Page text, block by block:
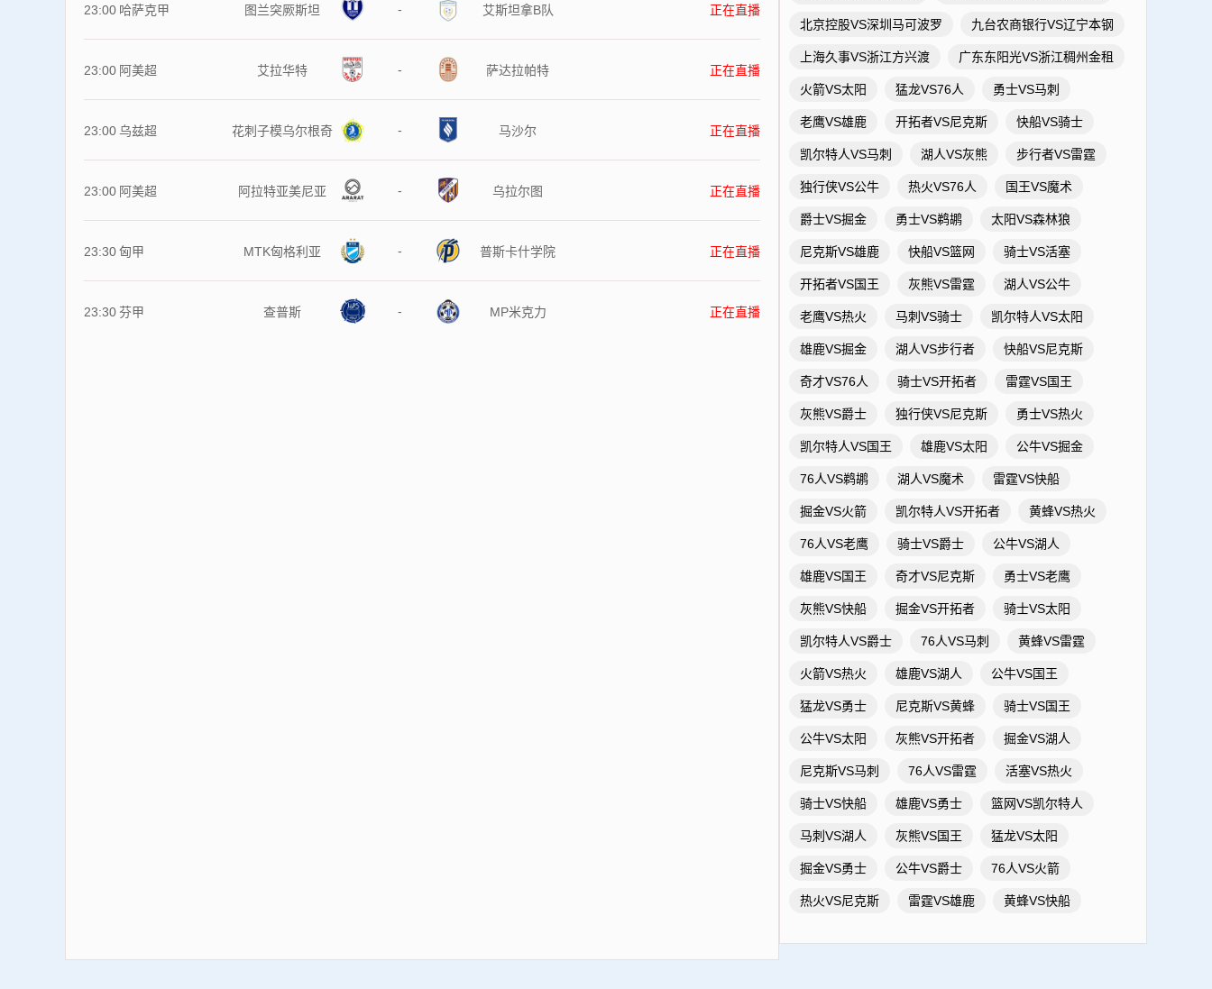
23:00 哈萨克甲 图兰突厥斯坦 - 艾斯坦拿B队 正在直播
23:00 阿美超 艾拉华特 - 萨达拉帕特 正在直播
23:00乌兹超 花刺子模乌尔根奇 - 马沙尔 正在直播
23:00 阿美超 阿拉特亚美尼亚 - 乌拉尔图 正在直播
23:30匈甲 MTK匈格利亚 - 普斯卡什学院 正在直播
23:30芬甲 查普斯 - MP米克力 正在直播
北京控股VS深圳马可波罗 九台农商银行VS辽宁本钢
上海久事VS浙江方兴渡 广东东阳光VS浙江稠州金租
火箭VS太阳 猛龙VS76人 勇士VS马刺
老鹰VS雄鹿 开拓者VS尼克斯 快船VS骑士
凯尔特人VS马刺 湖人VS灰熊 步行者VS雷霆
独行侠VS公牛 热火VS76人 国王VS魔术
爵士VS掘金 勇士VS鹈鹕 太阳VS森林狼
尼克斯VS雄鹿 快船VS篮网 骑士VS活塞
开拓者VS国王 灰熊VS雷霆 湖人VS公牛
老鹰VS热火 马刺VS骑士 凯尔特人VS太阳
雄鹿VS掘金 湖人VS步行者 快船VS尼克斯
奇才VS76人 骑士VS开拓者 雷霆VS国王
灰熊VS爵士 独行侠VS尼克斯 勇士VS热火
凯尔特人VS国王 雄鹿VS太阳 公牛VS掘金
76人VS鹈鹕 湖人VS魔术 雷霆VS快船
掘金VS火箭 凯尔特人VS开拓者 黄蜂VS热火
76人VS老鹰 骑士VS爵士 公牛VS湖人
雄鹿VS国王 奇才VS尼克斯 勇士VS老鹰
灰熊VS快船 掘金VS开拓者 骑士VS太阳
凯尔特人VS爵士 76人VS马刺 黄蜂VS雷霆
火箭VS热火 雄鹿VS湖人 公牛VS国王
猛龙VS勇士 尼克斯VS黄蜂 骑士VS国王
公牛VS太阳 灰熊VS开拓者 掘金VS湖人
尼克斯VS马刺 76人VS雷霆 活塞VS热火
骑士VS快船 雄鹿VS勇士 篮网VS凯尔特人
马刺VS湖人 灰熊VS国王 猛龙VS太阳
掘金VS勇士 公牛VS爵士 76人VS火箭
热火VS尼克斯 雷霆VS雄鹿 黄蜂VS快船